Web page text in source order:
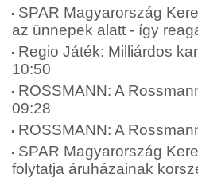
SPAR Magyarország
az ünnepek alatt - így
Regio Játék: Milliárdos
10:50
ROSSMANN: A
09:28
ROSSMANN: A
SPAR Magyarország
folytatja áruházainak